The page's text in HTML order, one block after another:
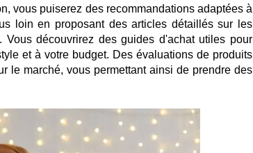
vous puiserez des recommandations adaptées à
loin en proposant des articles détaillés sur les
découvrirez des guides d'achat utiles pour
et à votre budget. Des évaluations de produits
le marché, vous permettant ainsi de prendre des